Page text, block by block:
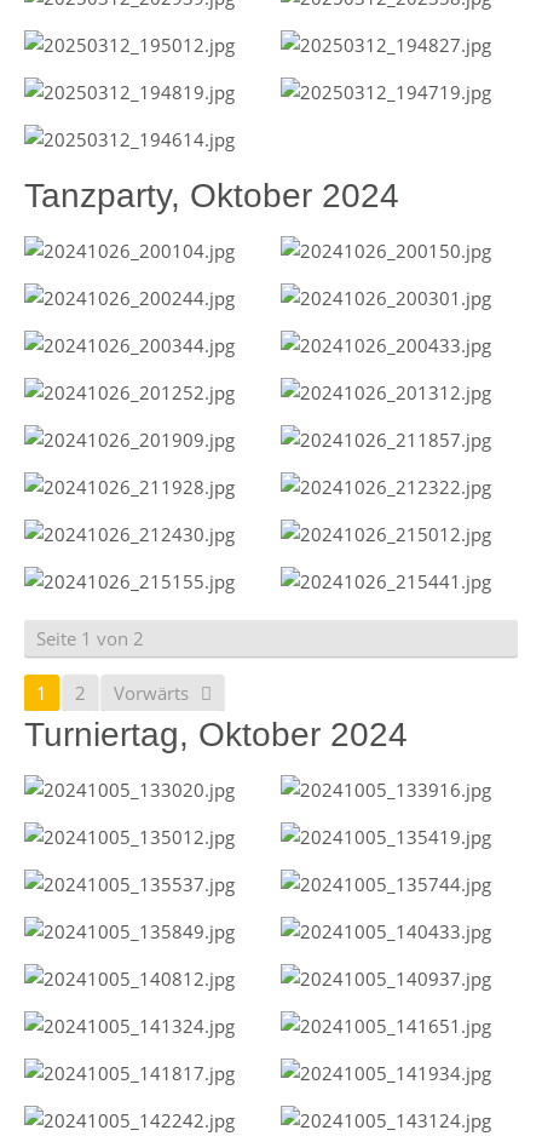
Tanzparty, Oktober 2024
Seite 1 von 2
1 2 Vorwärts
Turniertag, Oktober 2024